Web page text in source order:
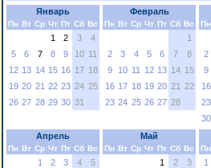
Январь
Пн Вт Ср Чт Пт Сб Вс
1 2 3
4
5
6 7 8 9 10 11
12 13 14 15 16 17 18
19 20 21 22 23 24 25
26 27 28 29 30 31
Февраль
Пн Вт Ср Чт Пт Сб Вс
1
2
3 4 5 6 7
8
9
10 11 12 13 14 15
16 17 18 19 20 21 22
23 24 25 26 27 28
Пн
2
9
16
23
30
Апрель
Пн Вт Ср Чт Пт Сб Вс
1 2 3 4
5
Май
Пн Вт Ср Чт Пт Сб Вс
1 2
3
Пн
1